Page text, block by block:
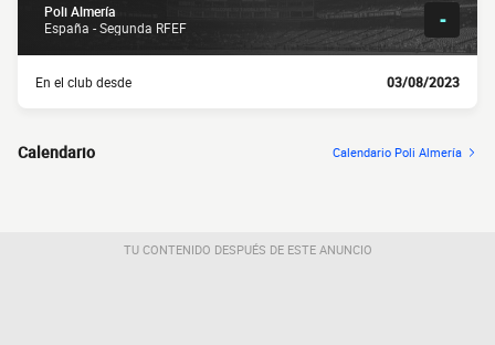
Poli Almería
España - Segunda RFEF
-
En el club desde 03/08/2023
Calendario Calendario Poli Almería
TU CONTENIDO DESPUÉS DE ESTE ANUNCIO